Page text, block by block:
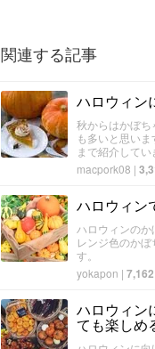
関連する記事
ハロウィン
秋からはかぼ
も多いと思い
まで紹介してい
macpork08 |
ハロウィン
ハロウィンの
レンジ色のか
す。
yokapon | 7,162
ハロウィン
ても楽しめ